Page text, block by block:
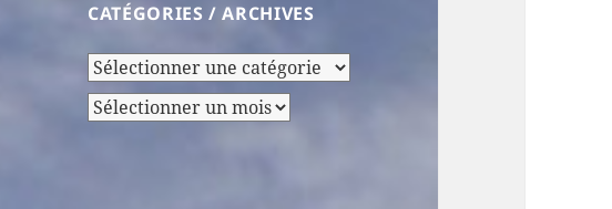
CATÉGORIES / ARCHIVES
Catégories
/
Archives
Archives